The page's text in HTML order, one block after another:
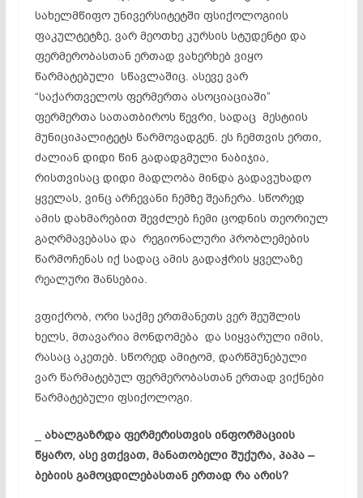
სახელმწიფო უნივერსიტეტში ფსიქოლოგიის
ფაკულტეტზე, ვარ მეოთხე კურსის სტუდენტი და
ფერმერობასთან ერთად ვახერხებ ვიყო
წარმატებული სწავლაშიც. ასევე ვარ
“საქართველოს ფერმერთა ასოციაციაში”
ფერმერთა სათათბიროს წევრი, სადაც მესტიის
მუნიციპალიტეტს წარმოვადგენ. ეს ჩემთვის ერთი,
ძალიან დიდი წინ გადადგმული ნაბიჯია,
რისთვისაც დიდი მადლობა მინდა გადავუხადო
ყველას, ვინც არჩევანი ჩემზე შეაჩერა. სწორედ
ამის დახმარებით შევძლებ ჩემი ცოდნის თეორიულ
გაღრმავებასა და რეგიონალური პრობლემების
წარმოჩენას იქ სადაც ამის გადაჭრის ყველაზე
რეალური შანსებია.
ვფიქრობ, ორი საქმე ერთმანეთს ვერ შეუშლის
ხელს, მთავარია მონდომება და სიყვარული იმის,
რასაც აკეთებ. სწორედ ამიტომ, დარწმუნებული
ვარ წარმატებულ ფერმერობასთან ერთად ვიქნები
წარმატებული ფსიქოლოგი.
ახალგაზრდა ფერმერისთვის ინფორმაციის
წყარო, ასევთქვათ, მანათობელი შუქურა, პაპა –
ბებიის გამოცდილებასთან ერთად რა არის?